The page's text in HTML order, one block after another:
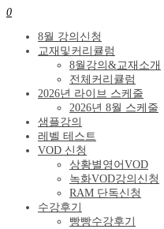
0
8월 강의신청
교재및커리큘럼
8월강의&교재소개
전체커리큘럼
2026년 라이브 스케줄
2026년 8월 스케줄
샘플강의
레벨 테스트
VOD 신청
상황별영어VOD
녹화VOD강의신청
RAM 단독신청
수강후기
빵빵수강후기